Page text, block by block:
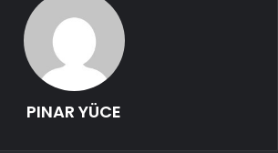
PINAR YÜCE